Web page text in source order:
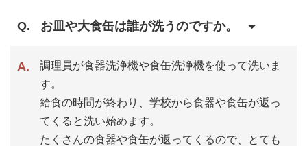
お皿や大食缶は誰が洗うのですか。
調理員が食器洗浄機や食缶洗浄機を使って洗いま
す。
給食の時間が終わり、学校から食器や食缶が返っ
てくると洗い始めます。
たくさんの食器や食缶が返ってくるので、とても